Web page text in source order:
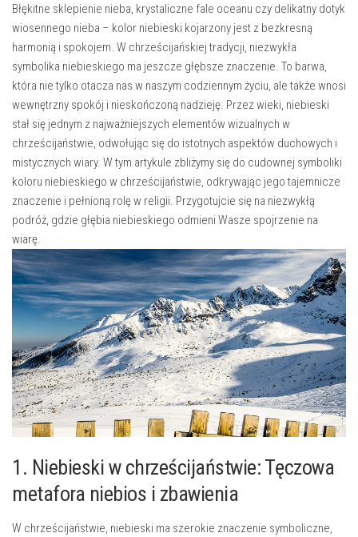
‍Błękitne sklepienie nieba, krystaliczne fale ⁢oceanu czy delikatny⁤ dotyk
wiosennego nieba – kolor niebieski ‌kojarzony jest z bezkresną
harmonią ​i spokojem. W chrześcijańskiej tradycji, niezwykła
symbolika niebieskiego ma jeszcze głębsze znaczenie. To barwa,
która nie tylko otacza nas w naszym codziennym ‍życiu, ale ​także⁤ wnosi
wewnętrzny spokój‍ i nieskończoną nadzieję. Przez ⁣wieki, ⁤niebieski
stał‍ się jednym z​ najważniejszych elementów wizualnych w
chrześcijaństwie, odwołując się do ​istotnych aspektów duchowych i​
mistycznych wiary. W ‌tym artykule zbliżymy⁣ się⁢ do cudownej​ symboliki
⁣koloru niebieskiego w chrześcijaństwie, odkrywając jego tajemnicze
znaczenie i pełnioną ⁢rolę w religii. Przygotujcie się na niezwykłą
podróż,⁢ gdzie głębia niebieskiego odmieni Wasze spojrzenie na
‌wiarę.
1. Niebieski w chrześcijaństwie: Tęczowa
metafora niebios i zbawienia
W chrześcijaństwie, niebieski ma szerokie ​znaczenie​ symboliczne,